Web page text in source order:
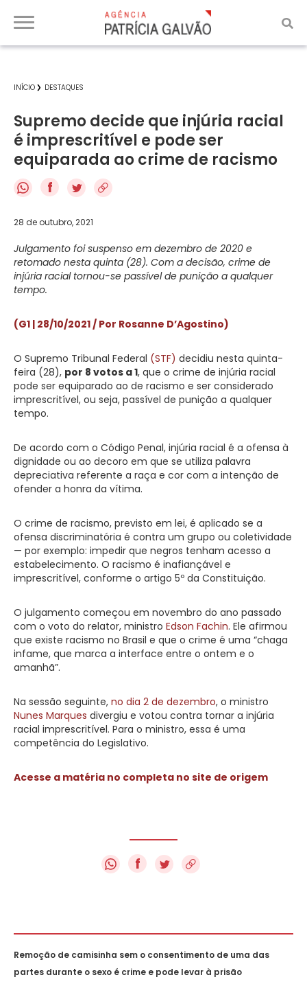
INÍCIO DESTAQUES
Supremo decide que injúria racial
é imprescritível e pode ser
equiparada ao crime de racismo
f
28 de outubro, 2021
Julgamento foi suspenso em dezembro de 2020 e
retomado nesta quinta (28). Com a decisão, crime de
injúria racial tornou-se passível de punição a qualquer
tempo.
(G1 | 28/10/2021 / Por Rosanne D’Agostino)
O Supremo Tribunal Federal (STF) decidiu nesta quinta-
feira (28), por 8 votos a 1, que o crime de injúria racial
pode ser equiparado ao de racismo e ser considerado
imprescritível, ou seja, passível de punição a qualquer
tempo.
De acordo com o Código Penal, injúria racial é a ofensa à
dignidade ou ao decoro em que se utiliza palavra
depreciativa referente a raça e cor com a intenção de
ofender a honra da vítima.
O crime de racismo, previsto em lei, é aplicado se a
ofensa discriminatória é contra um grupo ou coletividade
— por exemplo: impedir que negros tenham acesso a
estabelecimento. O racismo é inafiançável e
imprescritível, conforme o artigo 5º da Constituição.
O julgamento começou em novembro do ano passado
com o voto do relator, ministro Edson Fachin. Ele afirmou
que existe racismo no Brasil e que o crime é uma “chaga
infame, que marca a interface entre o ontem e o
amanhã”.
Na sessão seguinte, no dia 2 de dezembro, o ministro
Nunes Marques divergiu e votou contra tornar a injúria
racial imprescritível. Para o ministro, essa é uma
competência do Legislativo.
Acesse a matéria no completa no site de origem
f
Remoção de camisinha sem o consentimento de uma das
partes durante o sexo é crime e pode levar à prisão